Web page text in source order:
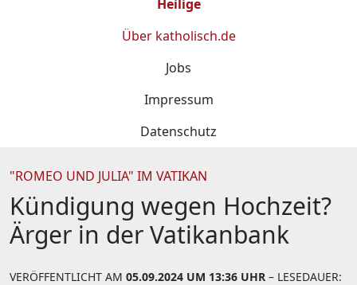
Heilige
Über katholisch.de
Jobs
Impressum
Datenschutz
"ROMEO UND JULIA" IM VATIKAN
Kündigung wegen Hochzeit?
Ärger in der Vatikanbank
VERÖFFENTLICHT AM 05.09.2024 UM 13:36 UHR – LESEDAUER: